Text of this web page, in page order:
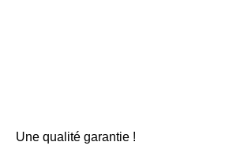
Une qualité garantie !